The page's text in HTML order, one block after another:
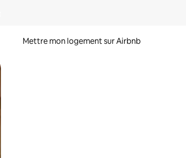
Mettre mon logement sur Airbnb